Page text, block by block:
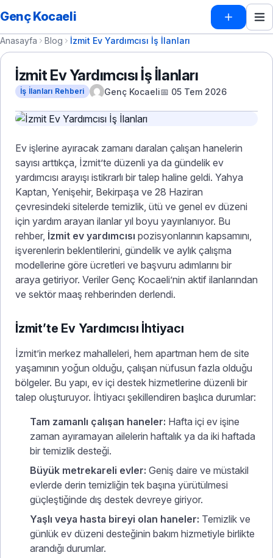
Genç Kocaeli
Anasayfa Blog İzmit Ev Yardımcısı İş İlanları
İzmit Ev Yardımcısı İş İlanları
İş İlanları Rehberi Genç Kocaeli📅 05 Tem 2026
Ev işlerine ayıracak zamanı daralan çalışan hanelerin
sayısı arttıkça, İzmit’te düzenli ya da gündelik ev
yardımcısı arayışı istikrarlı bir talep haline geldi. Yahya
Kaptan, Yenişehir, Bekirpaşa ve 28 Haziran
çevresindeki sitelerde temizlik, ütü ve genel ev düzeni
için yardım arayan ilanlar yıl boyu yayınlanıyor. Bu
rehber, İzmit ev yardımcısı pozisyonlarının kapsamını,
işverenlerin beklentilerini, gündelik ve aylık çalışma
modellerine göre ücretleri ve başvuru adımlarını bir
araya getiriyor. Veriler Genç Kocaeli’nin aktif ilanlarından
ve sektör maaş rehberinden derlendi.
İzmit’te Ev Yardımcısı İhtiyacı
İzmit’in merkez mahalleleri, hem apartman hem de site
yaşamının yoğun olduğu, çalışan nüfusun fazla olduğu
bölgeler. Bu yapı, ev içi destek hizmetlerine düzenli bir
talep oluşturuyor. İhtiyacı şekillendiren başlıca durumlar:
Tam zamanlı çalışan haneler: Hafta içi ev işine
zaman ayıramayan ailelerin haftalık ya da iki haftada
bir temizlik desteği.
Büyük metrekareli evler: Geniş daire ve müstakil
evlerde derin temizliğin tek başına yürütülmesi
güçleştiğinde dış destek devreye giriyor.
Yaşlı veya hasta bireyi olan haneler: Temizlik ve
günlük ev düzeni desteğinin bakım hizmetiyle birlikte
arandığı durumlar.